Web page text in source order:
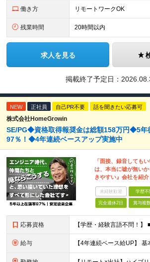
働き方 リモートワークOK
残業時間 20時間以内
求人を見る
掲載終了予定日：
NEW 正社員 自己PR不要 話を聞きたい応募可
株式会社HomeGrowin
SE/PG◆資格取得報奨金は総額158万円◆5年
97％！◆4年連続ベースアップ実施中
「面接、録音しても
は、本当に嘘が無い
きやすい』会社を紹介
未経験歓迎 学歴不
完全週休2日 賞与複
応募資格
給与